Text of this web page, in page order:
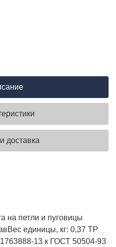
доставка
на петли и пуговицы
Вес единицы, кг: 0,37 ТР
13 к ГОСТ 50504-93